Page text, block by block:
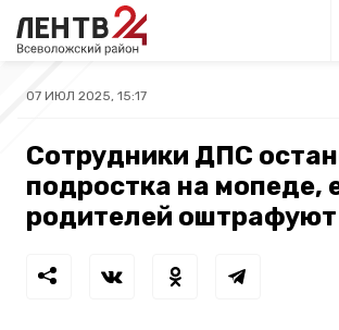
07 ИЮЛ 2025, 15:17
Сотрудники ДПС
подростка на мопеде,
родителей оштрафуют